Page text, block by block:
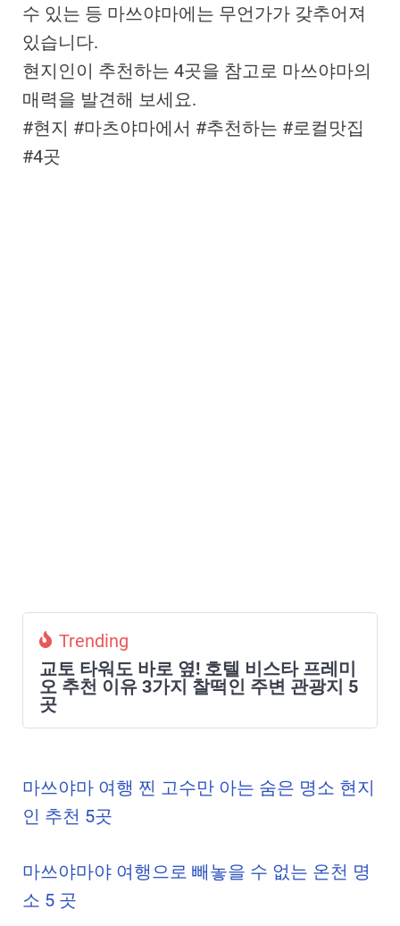
수 있는 등 마쓰야마에는 무언가가 갖추어져
있습니다.
현지인이 추천하는 4곳을 참고로 마쓰야마의
매력을 발견해 보세요.
#현지 #마츠야마에서 #추천하는 #로컬맛집
#4곳
Trending
교토 타워도 바로 옆! 호텔 비스타 프레미
오 추천 이유 3가지 찰떡인 주변 관광지 5
곳
마쓰야마 여행 찐 고수만 아는 숨은 명소 현지
인 추천 5곳
마쓰야마야 여행으로 빼놓을 수 없는 온천 명
소 5 곳